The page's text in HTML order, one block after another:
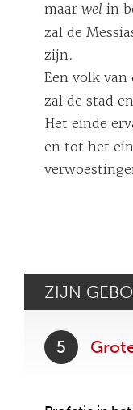
maar wel in
zal de
zijn.
Een volk van
zal de stad
Het einde
en tot het
ZIJN
5